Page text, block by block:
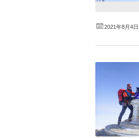
2021年8月4日